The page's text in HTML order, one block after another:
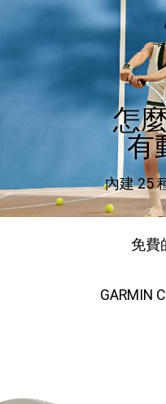
怎
有
內建 25
免費
GARMIN